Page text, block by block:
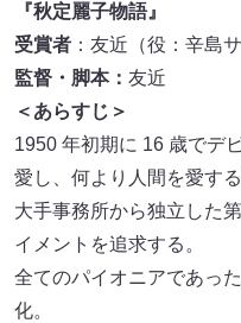
『秋定麗子物語』
受賞者 ：友近（役：辛島サ
監督・脚本： 友近
＜あらすじ＞
1950 年初期に 16 歳でデ
愛し、何より人間を愛す
大手事務所から独立した
イメントを追求する。
全てのパイオニアであっ
化。